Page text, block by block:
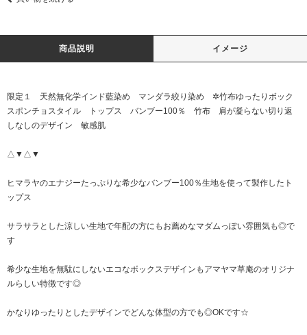
商品説明 イメージ
限定１ 天然無化学インド藍染め マンダラ絞り染め ✲竹布ゆったりボック
スポンチョスタイル トップス バンブー100％ 竹布 肩が凝らない切り返
しなしのデザイン 敏感肌
△▼△▼
ヒマラヤのエナジーたっぷりな希少なバンブー100％生地を使って製作したト
ップス
サラサラとした涼しい生地で年配の方にもお薦めなマダムっぽい雰囲気も◎で
す
希少な生地を無駄にしないエコなボックスデザインもアマヤマ草庵のオリジナ
ルらしい特徴です◎
かなりゆったりとしたデザインでどんな体型の方でも◎OKです☆